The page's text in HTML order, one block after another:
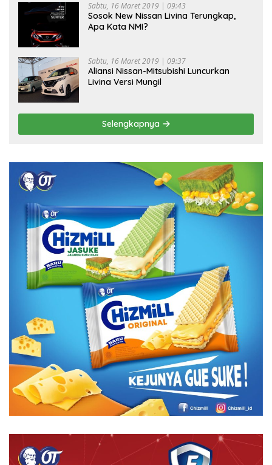
Sabtu, 16 Maret 2019 | 09:43
Sosok New Nissan Livina Terungkap,
Apa Kata NMI?
Sabtu, 16 Maret 2019 | 09:37
Aliansi Nissan-Mitsubishi Luncurkan
Livina Versi Mungil
Selengkapnya